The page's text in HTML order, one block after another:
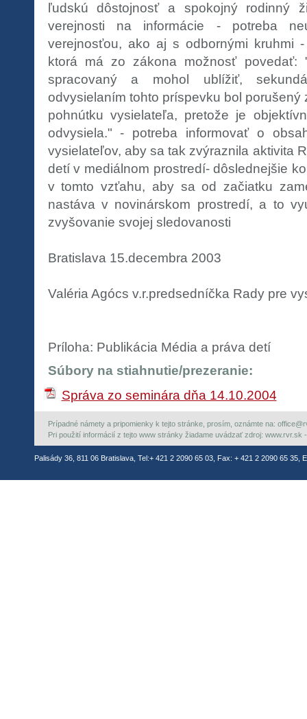
ľudskú dôstojnosť a spokojný rodinný
verejnosti na informácie - potreba
verejnosťou, ako aj s odbornými kruhmi
ktorá má zo zákona možnosť povedať:
spracovaný a mohol ublížiť,
odvysielaním tohto príspevku bol
pohnútku vysielateľa, pretože je
odvysiela." - potreba informovať o
vysielateľov, aby sa tak zvýraznila aktivita
detí v mediálnom prostredí- dôslednejšie
v tomto vzťahu, aby sa od začiatku
nastáva v novinárskom prostredí, a to
zvyšovanie svojej sledovanosti
Bratislava 15.decembra 2003
Valéria Agócs v.r.predsedníčka Rady pre
Príloha: Publikácia Média a práva detí
Súbory na stiahnutie/prezeranie:
Správa zo seminára dňa 14.10.2004
Prípadné námety a pripomienky k tejto stránke, prosím, oznámte na:
Pri použití informácií z tejto www stránky žiadame uvádzať zdroj: www.rvr.sk
Palisády 36, 811 06 Bratislava, Tel:+ 421 2 2090 65 03, Fax: + 421 2 2090 65 35,